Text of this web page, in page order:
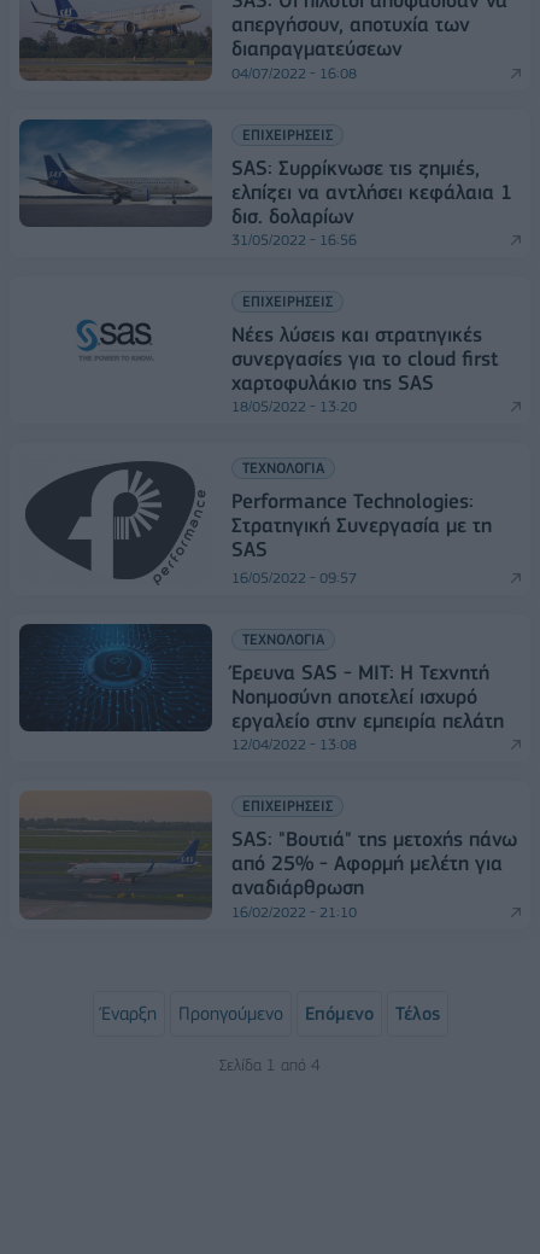
απεργήσουν, αποτυχία των
διαπραγματεύσεων
04/07/2022 - 16:08
ΕΠΙΧΕΙΡΗΣΕΙΣ
SAS: Συρρίκνωσε τις ζημιές,
ελπίζει να αντλήσει κεφάλαια 1
δισ. δολαρίων
31/05/2022 - 16:56
ΕΠΙΧΕΙΡΗΣΕΙΣ
Νέες λύσεις και στρατηγικές
συνεργασίες για το cloud first
χαρτοφυλάκιο της SAS
18/05/2022 - 13:20
ΤΕΧΝΟΛΟΓΙΑ
Performance Technologies:
Στρατηγική Συνεργασία με τη
SAS
16/05/2022 - 09:57
ΤΕΧΝΟΛΟΓΙΑ
Έρευνα SAS - MIT: Η Τεχνητή
Νοημοσύνη αποτελεί ισχυρό
εργαλείο στην εμπειρία πελάτη
12/04/2022 - 13:08
ΕΠΙΧΕΙΡΗΣΕΙΣ
SAS: "Βουτιά" της μετοχής πάνω
από 25% - Αφορμή μελέτη για
αναδιάρθρωση
16/02/2022 - 21:10
Έναρξη Προηγούμενο Επόμενο Τέλος
Σελίδα 1 από 4